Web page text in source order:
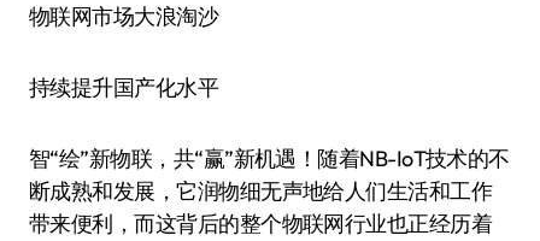
物联网市场大浪淘沙
持续提升国产化水平
智“绘”新物联，共“赢”新机遇！随着NB-IoT技术的不
断成熟和发展，它润物细无声地给人们生活和工作
带来便利，而这背后的整个物联网行业也正经历着